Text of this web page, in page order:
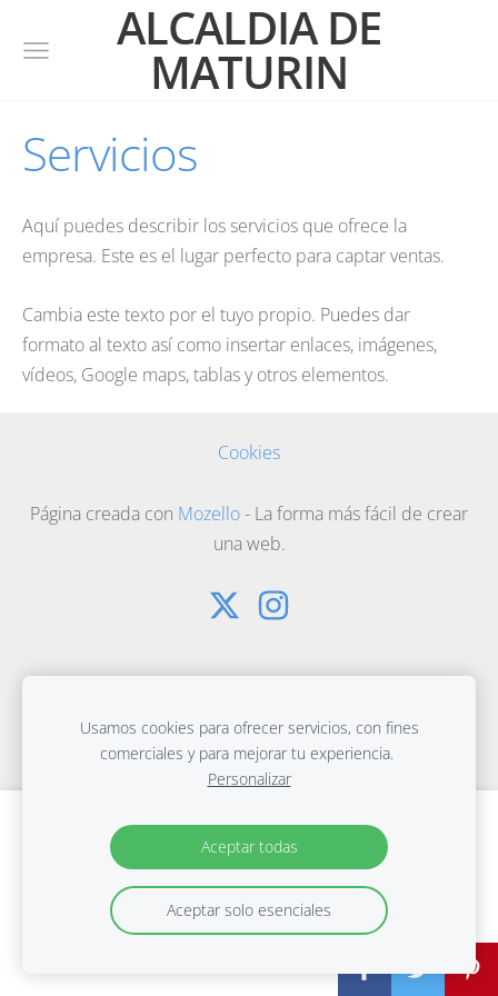
ALCALDIA DE
MATURIN
Servicios
Aquí puedes describir los servicios que ofrece la
empresa. Este es el lugar perfecto para captar ventas.
Cambia este texto por el tuyo propio. Puedes dar
formato al texto así como insertar enlaces, imágenes,
vídeos, Google maps, tablas y otros elementos.
Cookies
Página creada con Mozello- La forma más fácil de crear
una web.
Crea tu sitio web o tienda online con
Mozello.
Más información
Usamos cookies para ofrecer servicios, con fines
comerciales y para mejorar tu experiencia.
Personalizar
Aceptar todas
Aceptar solo esenciales